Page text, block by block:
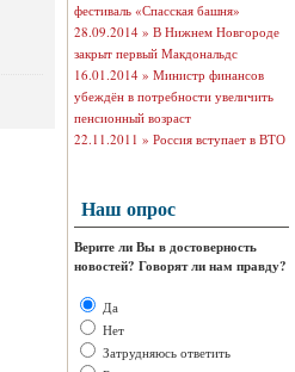
фестиваль «Спасская башня»
28.09.2014 » В Нижнем Новгороде
закрыт первый Макдональдс
16.01.2014 » Министр финансов
убеждён в потребности увеличить
пенсионный возраст
22.11.2011 » Россия вступает в ВТО
Наш опрос
Верите ли Вы в достоверность
новостей? Говорят ли нам правду?
Да
Нет
Затрудняюсь ответить